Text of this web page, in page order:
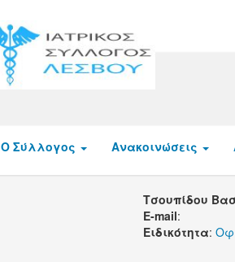
Ο Σύλλογος Ανακοινώσεις
Τσουπίδου
E-mail:
Ειδικότητα: